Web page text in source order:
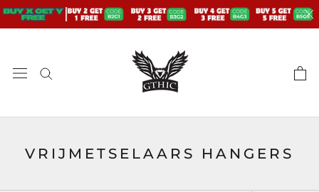
Doorgaan
VRIJMETSELAARS HANGERS